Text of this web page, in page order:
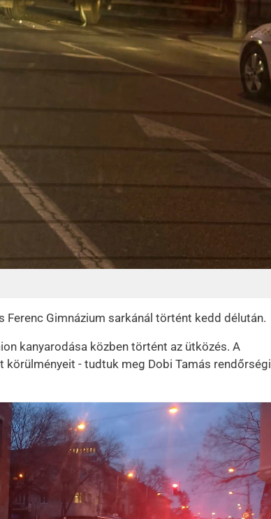
Gimnázium sarkánál történt kedd délután.
kanyarodása közben történt az ütközés. A
körülményeit - tudtuk meg Dobi Tamás rendőrségi